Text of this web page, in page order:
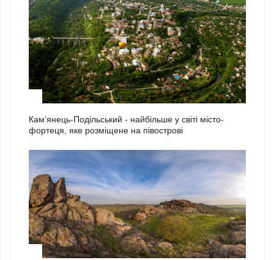
Кам’янець-Подільський - найбільше у світі місто-
фортеця, яке розміщене на півострові